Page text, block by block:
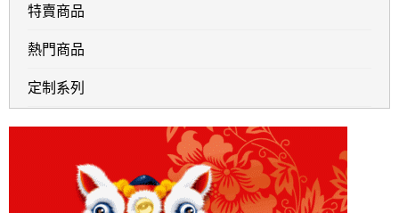
特賣商品
熱門商品
定制系列